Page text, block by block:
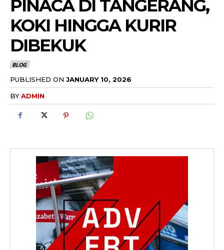
PINACA DI TANGERANG,
KOKI HINGGA KURIR
DIBEKUK
BLOG
PUBLISHED ON JANUARY 10, 2026
BYADMIN